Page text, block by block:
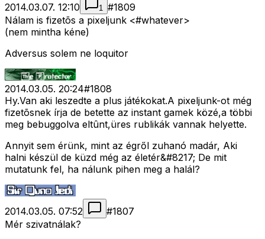
2014.03.07. 12:10 1 #1809
Nálam is fizetõs a pixeljunk <#whatever>
(nem mintha kéne)
Adversus solem ne loquitor
2014.03.05. 20:24#1808
Hy.Van aki leszedte a plus játékokat.A pixeljunk-ot még
fizetõsnek írja de betette az instant gamek közé,a többi
meg bebuggolva eltûnt,üres rublikák vannak helyette.
Annyit sem érünk, mint az égről zuhanó madár, Aki
halni készül de küzd még az életér&#8217; De mit
mutatunk fel, ha nálunk pihen meg a halál?
2014.03.05. 07:52 #1807
Mér szivatnálak?